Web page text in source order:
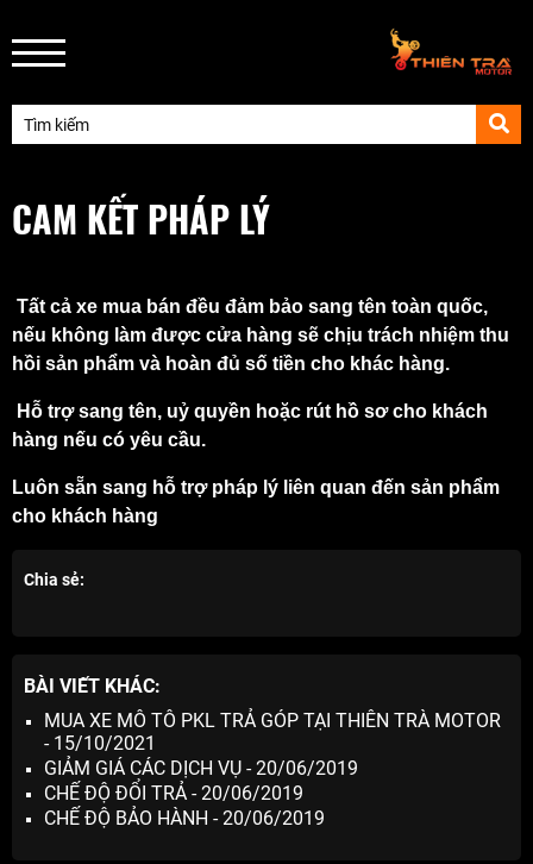
CAM KẾT PHÁP LÝ
Tất cả xe mua bán đều đảm bảo sang tên toàn quốc,
nếu không làm được cửa hàng sẽ chịu trách nhiệm thu
hồi sản phẩm và hoàn đủ số tiền cho khác hàng.
Hỗ trợ sang tên, uỷ quyền hoặc rút hồ sơ cho khách
hàng nếu có yêu cầu.
Luôn sẵn sang hỗ trợ pháp lý liên quan đến sản phẩm
cho khách hàng
Chia sẻ:
BÀI VIẾT KHÁC:
MUA XE MÔ TÔ PKL TRẢ GÓP TẠI THIÊN TRÀ MOTOR
- 15/10/2021
GIẢM GIÁ CÁC DỊCH VỤ - 20/06/2019
CHẾ ĐỘ ĐỔI TRẢ - 20/06/2019
CHẾ ĐỘ BẢO HÀNH - 20/06/2019